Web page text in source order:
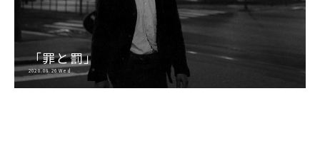
「罪と罰」
2020.08.26 Wed